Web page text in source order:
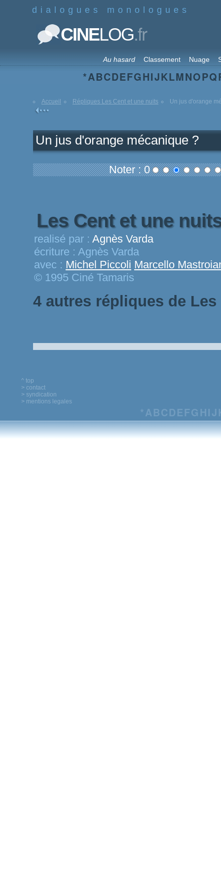
dialogues monologues
CINELOG.fr
Au hasard Classement Nuage
*ABCDEFGHIJKLMNOPQ
Accueil Répliques Les Cent et une nuits Un jus d'orange
Un jus d'orange mécanique ?
Noter : 0
Les Cent et une
realisé par : Agnès Varda
écriture : Agnès Varda
avec : Michel Piccoli Marcello
© 1995 Ciné Tamaris
4 autres répliques de
^ top
> contact
> syndication
> mentions legales
*ABCDEFG HIJ